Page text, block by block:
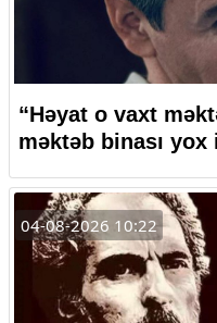
“Həyat o vaxt
məktəb binası yox
04-08-2026 10:22